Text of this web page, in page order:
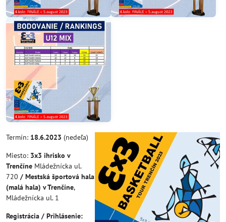
Termín: 18.6.2023 (nedeľa)
Miesto: 3x3 ihrisko v
Trenčíne Mládežnícka ul.
720 / Mestská športová hala
(malá hala) v Trenčíne,
Mládežnícka ul. 1
Registrácia / Prihlásenie: